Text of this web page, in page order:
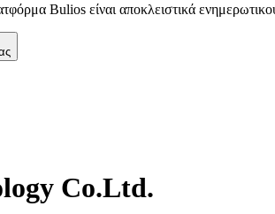
Bulios είναι αποκλειστικά
Co.Ltd.